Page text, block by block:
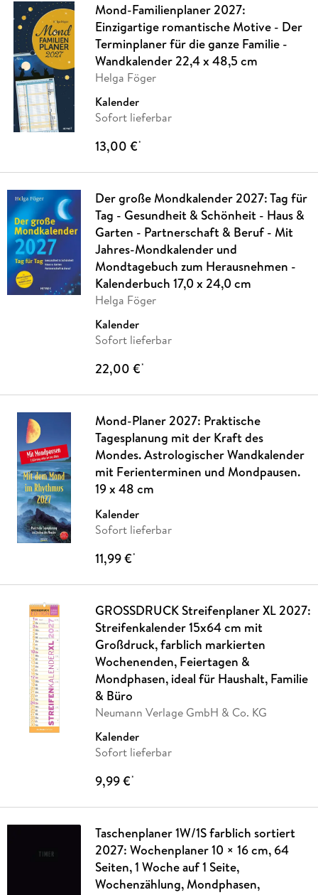
Mond-Familienplaner 2027:
Einzigartige romantische Motive - Der
Terminplaner für die ganze Familie -
Wandkalender 22,4 x 48,5 cm
Helga Föger
Kalender
Sofort lieferbar
13,00 €*
Der große Mondkalender 2027: Tag für
Tag - Gesundheit & Schönheit - Haus &
Garten - Partnerschaft & Beruf - Mit
Jahres-Mondkalender und
Mondtagebuch zum Herausnehmen -
Kalenderbuch 17,0 x 24,0 cm
Helga Föger
Kalender
Sofort lieferbar
22,00 €*
Mond-Planer 2027: Praktische
Tagesplanung mit der Kraft des
Mondes. Astrologischer Wandkalender
mit Ferienterminen und Mondpausen.
19 x 48 cm
Kalender
Sofort lieferbar
11,99 €*
GROSSDRUCK Streifenplaner XL 2027:
Streifenkalender 15x64 cm mit
Großdruck, farblich markierten
Wochenenden, Feiertagen &
Mondphasen, ideal für Haushalt, Familie
& Büro
Neumann Verlage GmbH & Co. KG
Kalender
Sofort lieferbar
9,99 €*
Taschenplaner 1W/1S farblich sortiert
2027: Wochenplaner 10 × 16 cm, 64
Seiten, 1 Woche auf 1 Seite,
Wochenzählung, Mondphasen,